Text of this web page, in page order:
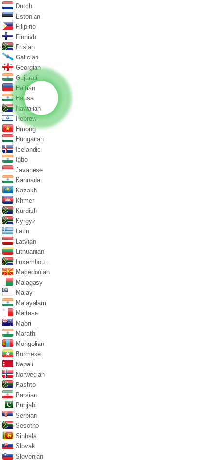
Dutch
Estonian
Filipino
Finnish
Frisian
Galician
Georgian
Gujarati
Haitian
Hausa
Hawaiian
Hebrew
Hmong
Hungarian
Icelandic
Igbo
Javanese
Kannada
Kazakh
Khmer
Kurdish
Kyrgyz
Latin
Latvian
Lithuanian
Luxembou..
Macedonian
Malagasy
Malay
Malayalam
Maltese
Maori
Marathi
Mongolian
Burmese
Nepali
Norwegian
Pashto
Persian
Punjabi
Serbian
Sesotho
Sinhala
Slovak
Slovenian